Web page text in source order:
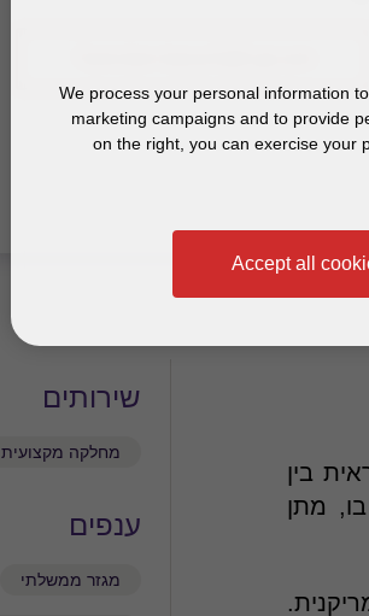
בין
מתן
שירותים
מחלקה מקצועית
ענפים
מגזר ממשלתי
We process your personal information
marketing campaigns and to provide
on the right, you can exercise your
Accept all